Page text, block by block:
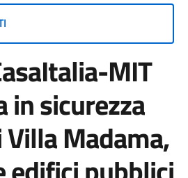
MIT
in sicurezza
Madama,